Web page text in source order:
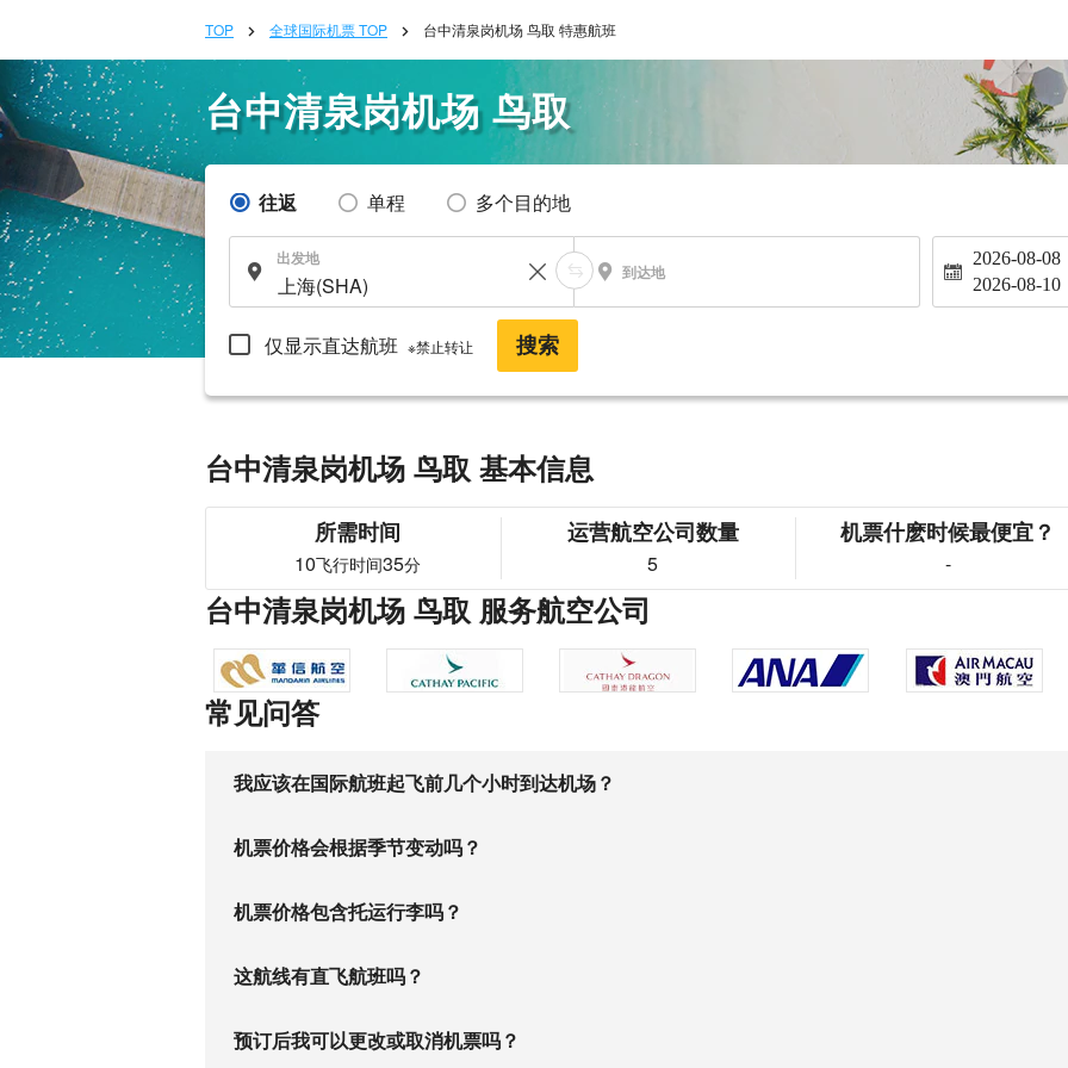
TOP 全球国际机票 TOP 台中清泉岗机场 鸟取 特惠航班
台中清泉岗机场 鸟取
往返 单程 多个目的地
出发地
到达地
2026-08-08
2026-08-10
仅显示直达航班 ※禁止转让 搜索
台中清泉岗机场 鸟取 基本信息
所需时间
10飞行时间35分
运营航空公司数量
5
机票什麽时候最便宜？
-
台中清泉岗机场 鸟取 服务航空公司
常见问答
我应该在国际航班起飞前几个小时到达机场？
机票价格会根据季节变动吗？
机票价格包含托运行李吗？
这航线有直飞航班吗？
预订后我可以更改或取消机票吗？